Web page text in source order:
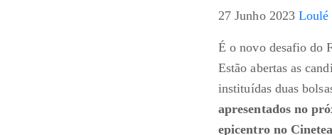
27 Junho 2023 Loulé
É o novo desafio do
Estão abertas as
instituídas duas
apresentados no
epicentro no